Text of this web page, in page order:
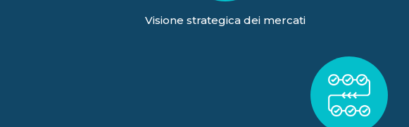
Visione strategica dei mercati